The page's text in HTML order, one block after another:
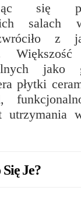
się
salach
z
jako
płytki
utrzymania
Je?